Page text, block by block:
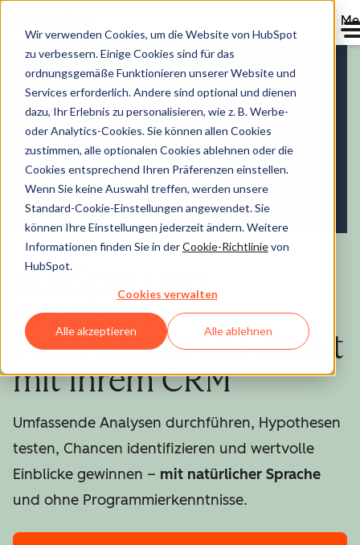
Wir verwenden Cookies, um die Website von HubSpot
zu verbessern. Einige Cookies sind für das
ordnungsgemäße Funktionieren unserer Website und
Services erforderlich. Andere sind optional und dienen
dazu, Ihr Erlebnis zu personalisieren, wie z. B. Werbe-
oder Analytics-Cookies. Sie können allen Cookies
zustimmen, alle optionalen Cookies ablehnen oder die
Cookies entsprechend Ihren Präferenzen einstellen.
Wenn Sie keine Auswahl treffen, werden unsere
Standard-Cookie-Einstellungen angewendet. Sie
können Ihre Einstellungen jederzeit ändern. Weitere
Informationen finden Sie in derCookie-Richtlinievon
HubSpot.
Cookies verwalten
Alle akzeptieren Alle ablehnen
HubSpot und
ChatGPT:
Tiefenrecherche direkt
mit Ihrem CRM
Umfassende Analysen durchführen, Hypothesen
testen, Chancen identifizieren und wertvolle
Einblicke gewinnen – mit natürlicher Sprache
und ohne Programmierkenntnisse.